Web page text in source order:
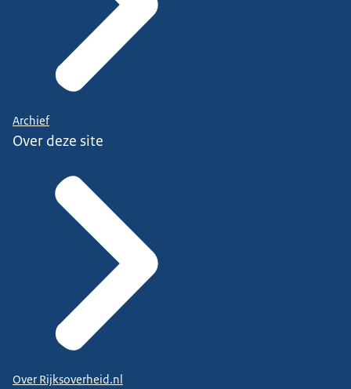
Archief
Over deze site
Over Rijksoverheid.nl